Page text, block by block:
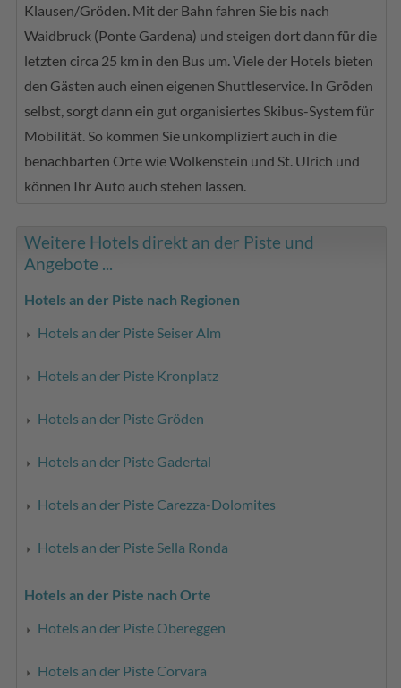
Klausen/Gröden. Mit der Bahn fahren Sie bis nach
Waidbruck (Ponte Gardena) und steigen dort dann für die
letzten circa 25 km in den Bus um. Viele der Hotels bieten
den Gästen auch einen eigenen Shuttleservice. In Gröden
selbst, sorgt dann ein gut organisiertes Skibus-System für
Mobilität. So kommen Sie unkompliziert auch in die
benachbarten Orte wie Wolkenstein und St. Ulrich und
können Ihr Auto auch stehen lassen.
Weitere Hotels direkt an der Piste und
Angebote ...
Hotels an der Piste nach Regionen
Hotels an der Piste Seiser Alm
Hotels an der Piste Kronplatz
Hotels an der Piste Gröden
Hotels an der Piste Gadertal
Hotels an der Piste Carezza-Dolomites
Hotels an der Piste Sella Ronda
Hotels an der Piste nach Orte
Hotels an der Piste Obereggen
Hotels an der Piste Corvara